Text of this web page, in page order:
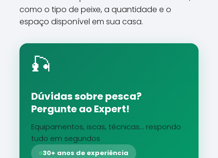
como o tipo de peixe, a quantidade e o
espaço disponível em sua casa.
🎣
Dúvidas sobre pesca?
Pergunte ao Expert!
Equipamentos, iscas, técnicas... respondo
tudo em segundos
30+ anos de experiência